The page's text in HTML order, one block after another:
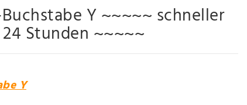
Y ~~~~~ schneller
Stunden ~~~~~
Y